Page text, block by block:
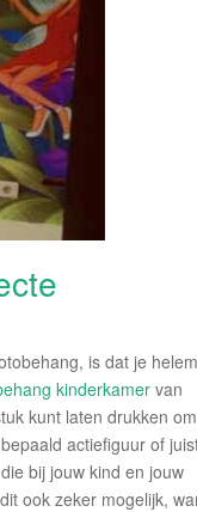
is dat je
kinderkamervan
kunt laten drukken om
actiefiguur of
bij jouw kind en jouw
ook zeker mogelijk,